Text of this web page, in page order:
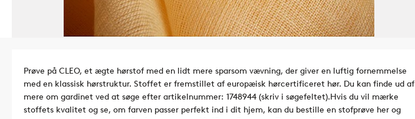
Prøve på CLEO, et ægte hørstof med en lidt mere sparsom vævning, der giver en luftig fornemmelse
med en klassisk hørstruktur. Stoffet er fremstillet af europæisk hørcertificeret hør. Du kan finde ud af
mere om gardinet ved at søge efter artikelnummer: 1748944 (skriv i søgefeltet).Hvis du vil mærke
stoffets kvalitet og se, om farven passer perfekt ind i dit hjem, kan du bestille en stofprøve her og